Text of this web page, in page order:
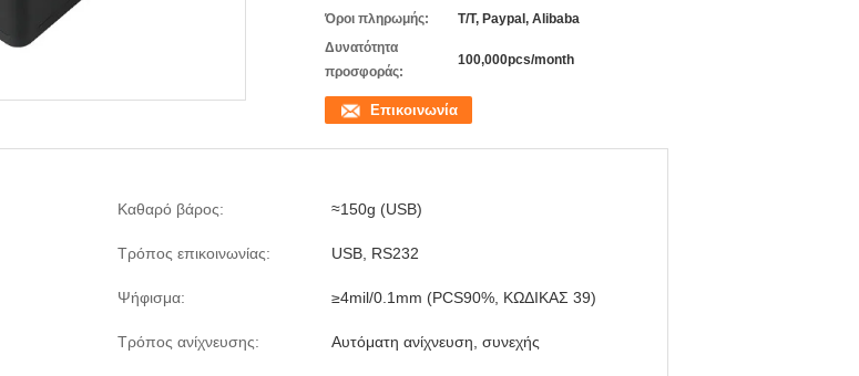
Όροι πληρωμής:
T/T, Paypal, Alibaba
Δυνατότητα
προσφοράς:
100,000pcs/month
Επικοινωνία
Καθαρό βάρος: ≈150g (USB)
Τρόπος επικοινωνίας: USB, RS232
Ψήφισμα: ≥4mil/0.1mm (PCS90%, ΚΩΔΙΚΑΣ 39)
Τρόπος ανίχνευσης: Αυτόματη ανίχνευση, συνεχής